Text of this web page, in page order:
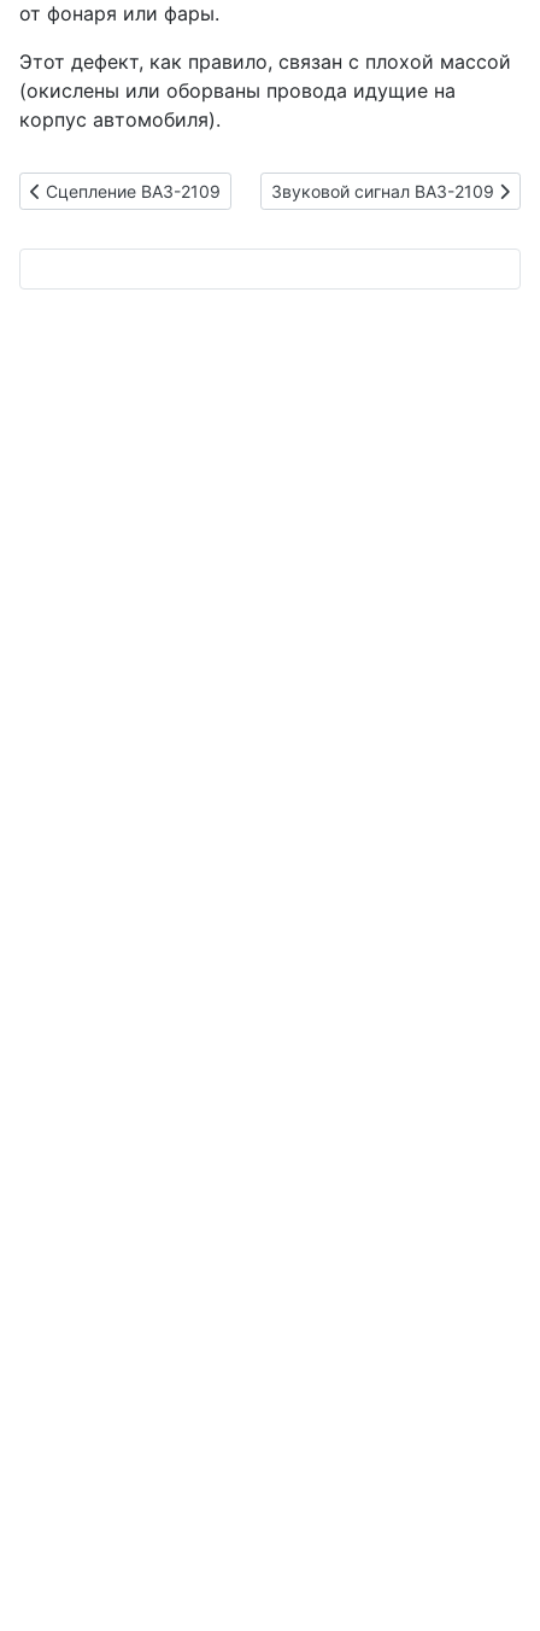
от фонаря или фары.
Этот дефект, как правило, связан с плохой массой
(окислены или оборваны провода идущие на
корпус автомобиля).
Предыдущий: Сцепление ВАЗ-2109
Сцепление ВАЗ-2109 Следующий: Звуковой сигнал
Звуковой сигнал ВАЗ-2109